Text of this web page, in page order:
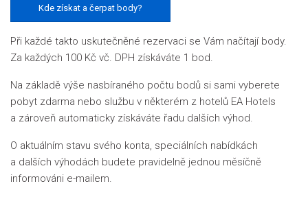
Kde získat a čerpat body?
Při každé takto uskutečněné rezervaci se Vám načítají body.
Za každých 100 Kč vč. DPH získáváte 1 bod
Na základě výše nasbíraného počtu bodů si sami vyberete
pobyt zdarma nebo službu v některém z hotelů EA Hotels
a zároveň automaticky získáváte řadu dalších výhod.
O aktuálním stavu svého konta, speciálních nabídkách
a dalších výhodách budete pravidelně jednou měsíčně
informováni e-mailem.